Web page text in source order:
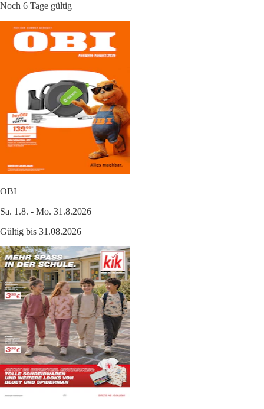
Noch 6 Tage gültig
OBI
Sa. 1.8. - Mo. 31.8.2026
Gültig bis 31.08.2026